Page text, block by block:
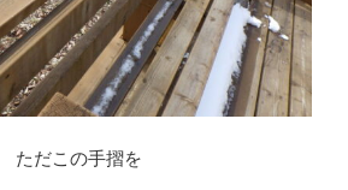
ただこの手摺を